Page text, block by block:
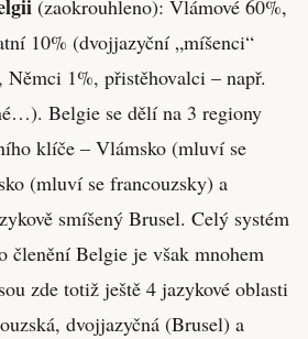
(zaokrouhleno): Vlámové 60%,
10% (dvojjazyční „míšenci“
1%, přistěhovalci – např.
Belgie se dělí na 3 regiony
klíče – Vlámsko (mluví se
(mluví se francouzsky) a
smíšený Brusel. Celý systém
členění Belgie je však mnohem
zde totiž ještě 4 jazykové oblasti
dvojjazyčná (Brusel) a